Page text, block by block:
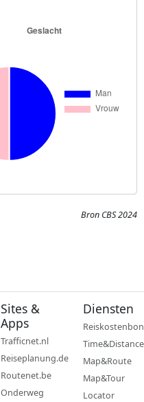
Bron CBS 2024
Sites &
Apps
Trafficnet.nl
Reiseplanung.de
Routenet.be
Onderweg
Diensten
Reiskostenbon
Time&Distance
Map&Route
Map&Tour
Locator